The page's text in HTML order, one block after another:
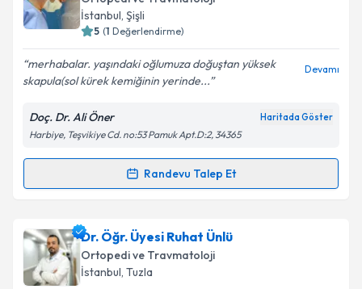
E-posta Adresiniz
Kişisel verilerimin işlenmesine ilişkin
Metni
kapsamda işlenmesini kabul ediyorum.
Takvim Talebini Gönder
İstanbul, Şişli
5 (1 Değerlendirme)
merhabalar. yaşındaki oğlumuza doğuştan yüksek
skapula(sol kürek kemiğinin yerinde...
Devamı
Doç. Dr. Ali Öner Haritada Göster
Harbiye, Teşvikiye Cd. no:53 Pamuk Apt.D:2, 34365
Randevu Talep Et
Randevu Takvimi Talebi
Doç. Dr. Ali Öneriçin randevu takvimi talebi
oluşturun. Size bu uzmandan randevu almanız için bir
takvim hazırlandığında e-posta ile bilgilendireceğiz.
Dr. Öğr. Üyesi Ruhat Ünlü
Ortopedi ve Travmatoloji
İstanbul, Tuzla